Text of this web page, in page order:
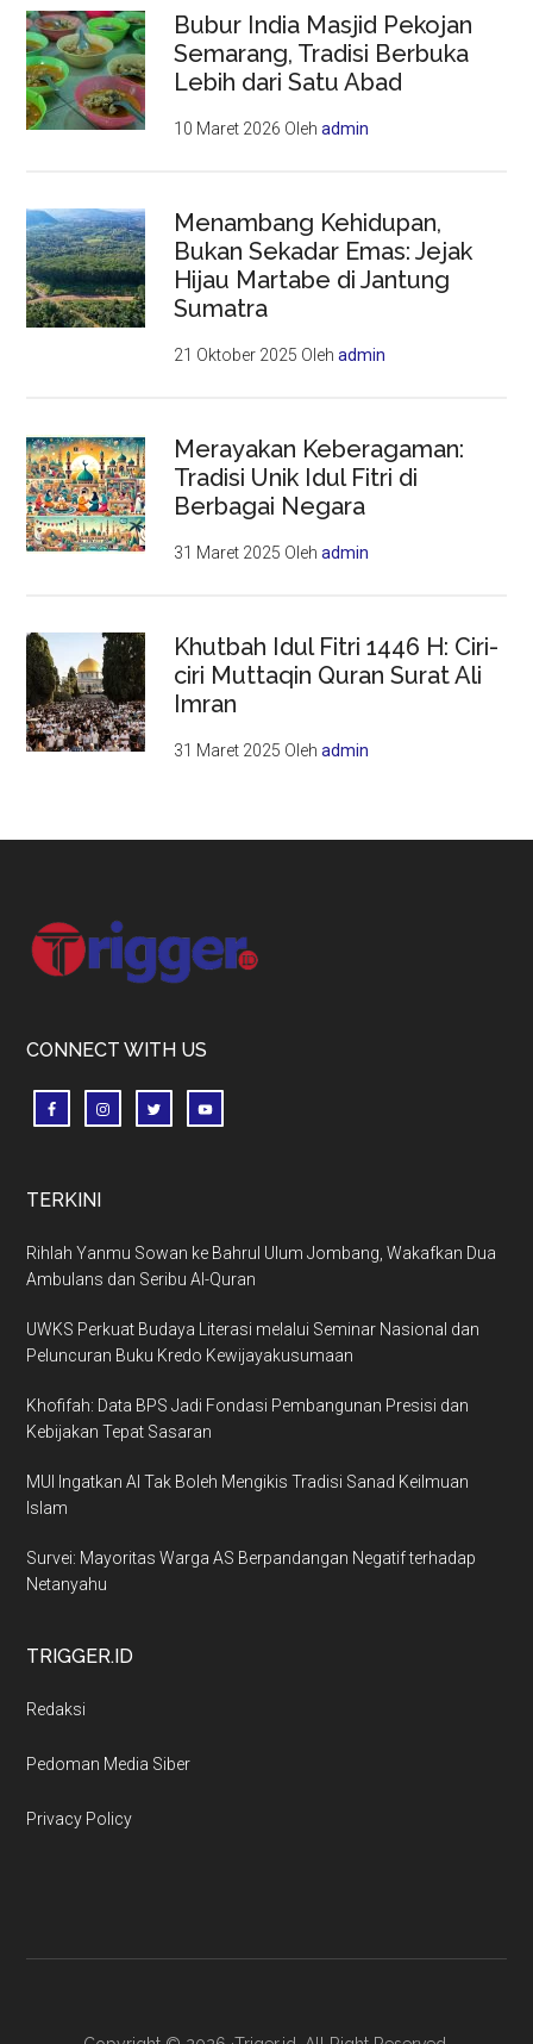
Bubur India Masjid Pekojan
Semarang, Tradisi Berbuka
Lebih dari Satu Abad
10 Maret 2026 Olehadmin
Menambang Kehidupan,
Bukan Sekadar Emas: Jejak
Hijau Martabe di Jantung
Sumatra
21 Oktober 2025 Olehadmin
Merayakan Keberagaman:
Tradisi Unik Idul Fitri di
Berbagai Negara
31 Maret 2025 Olehadmin
Khutbah Idul Fitri 1446 H: Ciri-
ciri Muttaqin Quran Surat Ali
Imran
31 Maret 2025 Olehadmin
Footer
CONNECT WITH US
TERKINI
Rihlah Yanmu Sowan ke Bahrul Ulum Jombang, Wakafkan Dua
Ambulans dan Seribu Al-Quran
UWKS Perkuat Budaya Literasi melalui Seminar Nasional dan
Peluncuran Buku Kredo Kewijayakusumaan
Khofifah: Data BPS Jadi Fondasi Pembangunan Presisi dan
Kebijakan Tepat Sasaran
MUI Ingatkan AI Tak Boleh Mengikis Tradisi Sanad Keilmuan
Islam
Survei: Mayoritas Warga AS Berpandangan Negatif terhadap
Netanyahu
TRIGGER.ID
Redaksi
Pedoman Media Siber
Privacy Policy